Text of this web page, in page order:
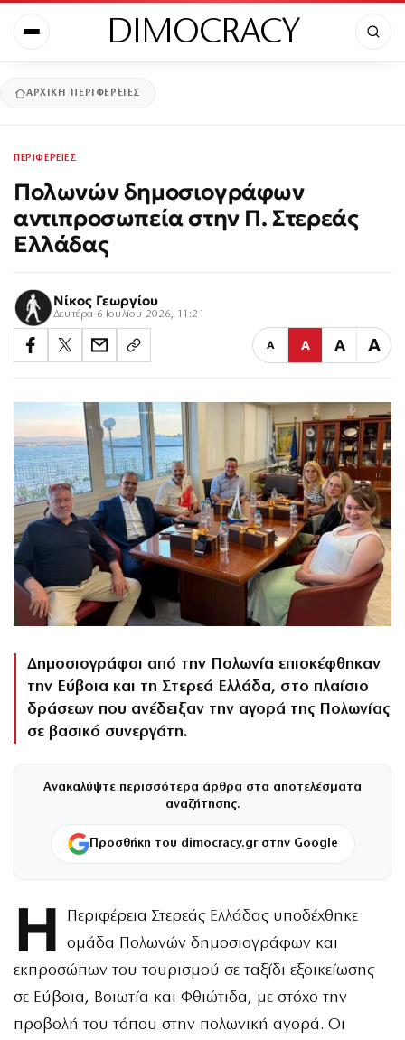
DIMOCRACY
ΑΡΧΙΚΉ ΠΕΡΙΦΕΡΕΙΕΣ
ΠΕΡΙΦΕΡΕΙΕΣ
Πολωνών δημοσιογράφων
αντιπροσωπεία στην Π. Στερεάς
Ελλάδας
Νίκος Γεωργίου
Δευτέρα 6 Ιουλίου 2026, 11:21
Α Α Α Α
Δημοσιογράφοι από την Πολωνία επισκέφθηκαν
την Εύβοια και τη Στερεά Ελλάδα, στο πλαίσιο
δράσεων που ανέδειξαν την αγορά της Πολωνίας
σε βασικό συνεργάτη.
Ανακαλύψτε περισσότερα άρθρα στα αποτελέσματα
αναζήτησης.
Προσθήκη του dimocracy.gr στην Google
Η
Περιφέρεια Στερεάς Ελλάδας υποδέχθηκε
ομάδα Πολωνών δημοσιογράφων και
εκπροσώπων του τουρισμού σε ταξίδι εξοικείωσης
σε Εύβοια, Βοιωτία και Φθιώτιδα, με στόχο την
προβολή του τόπου στην πολωνική αγορά. Οι